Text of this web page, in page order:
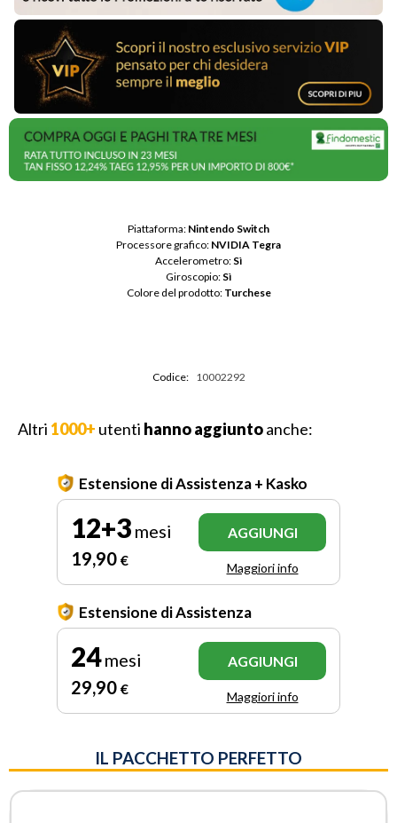
Piattaforma: Nintendo Switch
Processore grafico: NVIDIA Tegra
Accelerometro: Sì
Giroscopio: Sì
Colore del prodotto: Turchese
Codice: 10002292
Altri 1000+ utenti hanno aggiuntoanche:
Estensione di Assistenza + Kasko
12+3 mesi
19,90 €
AGGIUNGI
Maggiori info
Estensione di Assistenza
24mesi
29,90 €
AGGIUNGI
Maggiori info
IL PACCHETTO PERFETTO